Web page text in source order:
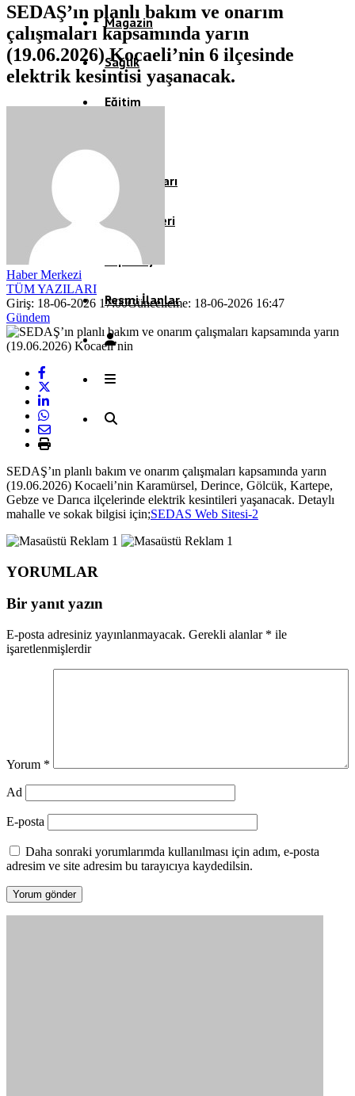
Magazin
Sağlık
Eğitim
Köşe Yazıları
Video Galeri
Röportaj
Resmi İlanlar
SEDAŞ’ın planlı bakım ve onarım
çalışmaları kapsamında yarın
(19.06.2026) Kocaeli’nin 6 ilçesinde
elektrik kesintisi yaşanacak.
Haber Merkezi
TÜM YAZILARI
Giriş: 18-06-2026 17:00Güncelleme: 18-06-2026 16:47
Gündem
SEDAŞ’ın planlı bakım ve onarım çalışmaları kapsamında yarın
(19.06.2026) Kocaeli’nin Karamürsel, Derince, Gölcük, Kartepe,
Gebze ve Darıca ilçelerinde elektrik kesintileri yaşanacak. Detaylı
mahalle ve sokak bilgisi için;SEDAS Web Sitesi-2
YORUMLAR
Bir yanıt yazın
E-posta adresiniz yayınlanmayacak. Gerekli alanlar * ile
işaretlenmişlerdir
Yorum *
Ad
E-posta
Daha sonraki yorumlarımda kullanılması için adım, e-posta
adresim ve site adresim bu tarayıcıya kaydedilsin.